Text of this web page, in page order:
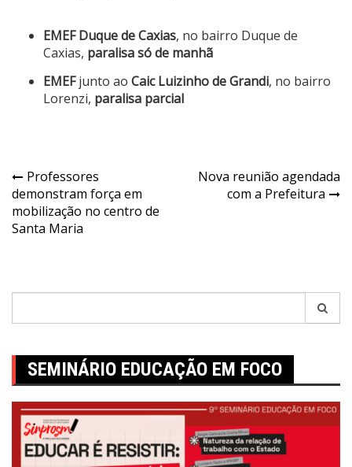
EMEF Duque de Caxias, no bairro Duque de
Caxias, paralisa só de manhã
EMEFjunto ao Caic Luizinho de Grandi, no bairro
Lorenzi, paralisa parcial
Navegação
de
Post
Professores
demonstram força em
mobilização no centro de
Santa Maria
Nova reunião agendada
com a Prefeitura
SEMINÁRIO EDUCAÇÃO EM FOCO